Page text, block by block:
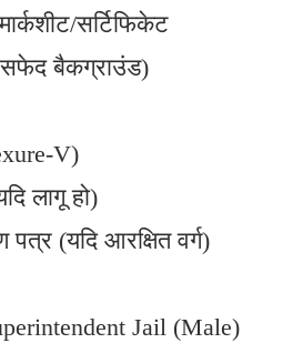
सर्टिफिकेट
(सफेद बैकग्राउंड)
V)
लागू हो)
पत्र (यदि आरक्षित वर्ग)
Jail (Male)